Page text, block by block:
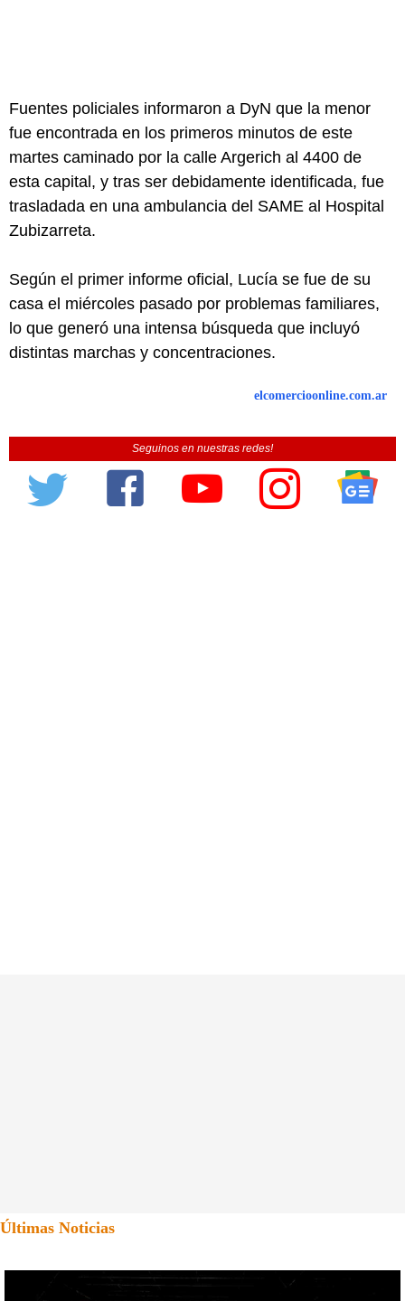
Fuentes policiales informaron a DyN que la menor
fue encontrada en los primeros minutos de este
martes caminado por la calle Argerich al 4400 de
esta capital, y tras ser debidamente identificada, fue
trasladada en una ambulancia del SAME al Hospital
Zubizarreta.
Según el primer informe oficial, Lucía se fue de su
casa el miércoles pasado por problemas familiares,
lo que generó una intensa búsqueda que incluyó
distintas marchas y concentraciones.
elcomercioonline.com.ar
Seguinos en nuestras redes!
Últimas Noticias